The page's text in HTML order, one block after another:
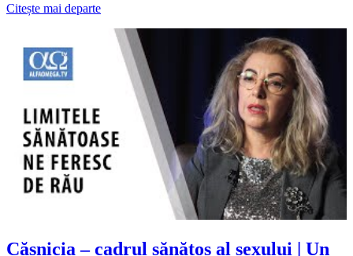
Citește mai departe
Căsnicia – cadrul sănătos al sexului | Un